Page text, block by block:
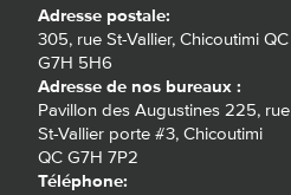
Adresse postale:
305, rue St-Vallier, Chicoutimi QC
G7H 5H6
Adresse de nos bureaux :
Pavillon des Augustines 225, rue
St-Vallier porte #3, Chicoutimi
QC G7H 7P2
Téléphone: